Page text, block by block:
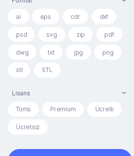
ai eps cdr dxf
psd svg zip pdf
dwg txt jpg png
stl STL
Lisans
Tümü Premium Ücretli
Ücretsiz